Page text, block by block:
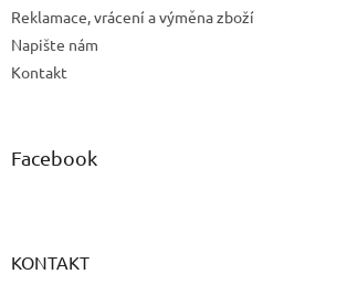
Reklamace, vrácení a výměna zboží
Napište nám
Kontakt
Facebook
KONTAKT